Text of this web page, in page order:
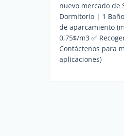
nuevo mercado de
Dormitorio | 1
de aparcamiento
0,75$/m3 ✅
Contáctenos para
aplicaciones)